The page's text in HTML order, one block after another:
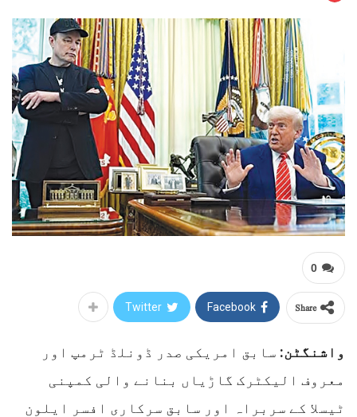
0
Share
Facebook
Twitter
واشنگٹن: سابق امریکی صدر ڈونلڈ ٹرمپ اور
معروف الیکٹرک گاڑیاں بنانے والی کمپنی
ٹیسلا کے سربراہ اور سابق سرکاری افسر ایلون